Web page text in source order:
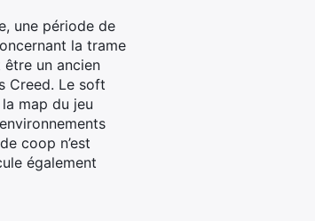
une période de
la trame
un ancien
Creed. Le soft
map du jeu
coop n’est
également